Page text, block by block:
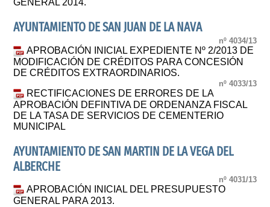
GENERAL 2014.
AYUNTAMIENTO DE SAN JUAN DE LA NAVA
nº 4034/13
APROBACIÓN INICIAL EXPEDIENTE Nº 2/2013 DE
MODIFICACIÓN DE CRÉDITOS PARA CONCESIÓN
DE CRÉDITOS EXTRAORDINARIOS.
nº 4033/13
RECTIFICACIONES DE ERRORES DE LA
APROBACIÓN DEFINTIVA DE ORDENANZA FISCAL
DE LA TASA DE SERVICIOS DE CEMENTERIO
MUNICIPAL
AYUNTAMIENTO DE SAN MARTIN DE LA VEGA DEL
ALBERCHE
nº 4031/13
APROBACIÓN INICIAL DEL PRESUPUESTO
GENERAL PARA 2013.